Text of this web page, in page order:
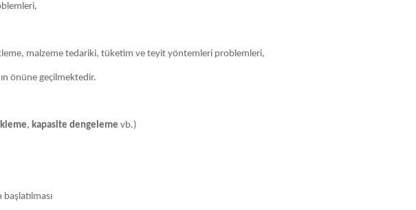
malzeme tedariki, tüketim ve teyit yöntemleri problemleri,
önüne geçilmektedir.
, kapasite dengeleme vb.)